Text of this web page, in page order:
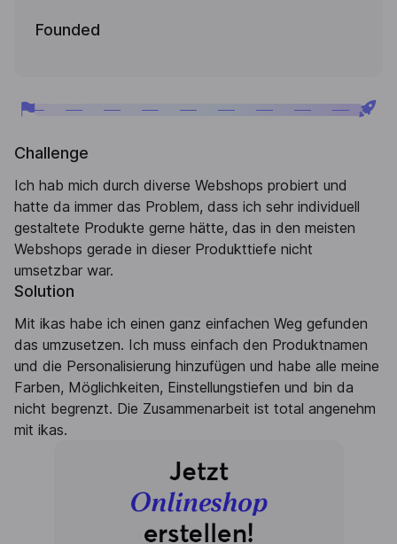
Founded
Challenge
Ich hab mich durch diverse Webshops probiert und
hatte da immer das Problem, dass ich sehr individuell
gestaltete Produkte gerne hätte, das in den meisten
Webshops gerade in dieser Produkttiefe nicht
umsetzbar war.
Solution
Mit ikas habe ich einen ganz einfachen Weg gefunden
das umzusetzen. Ich muss einfach den Produktnamen
und die Personalisierung hinzufügen und habe alle meine
Farben, Möglichkeiten, Einstellungstiefen und bin da
nicht begrenzt. Die Zusammenarbeit ist total angenehm
mit ikas.